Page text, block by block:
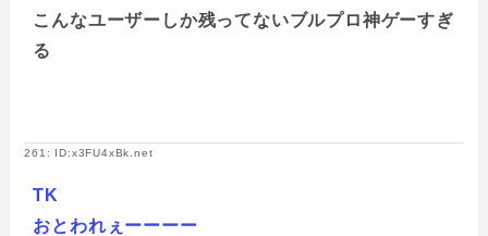
こんなユーザーしか残ってないブルプロ神ゲーすぎ
る
261: ID:x3FU4xBk.net
TK
​おとわれぇーーーー